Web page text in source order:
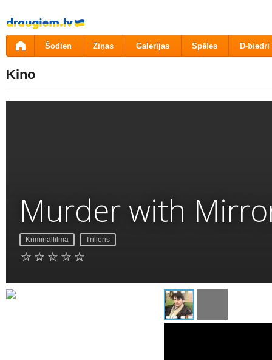
Pāriet
uz
saturu
Šodien Ziņas Galerijas Spēles D-biedri
Kino
Murder with
Kriminālfilma Trilleris